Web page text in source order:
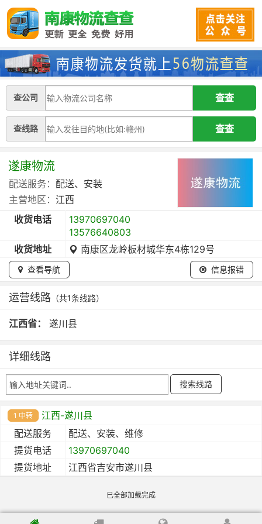
查公司
查线路
遂康物流
配送服务： 配送、安装
主营地区： 江西
收货电话
13970697040
13576640803
收货地址
南康区龙岭板材城华东4栋129号
查看导航 信息报错
运营线路 （共1条线路）
江西省： 遂川县
详细线路
1 中转
江西-遂川县
配送服务
配送、安装、维修
提货电话
13970697040
提货地址
江西省吉安市遂川县
已全部加载完成